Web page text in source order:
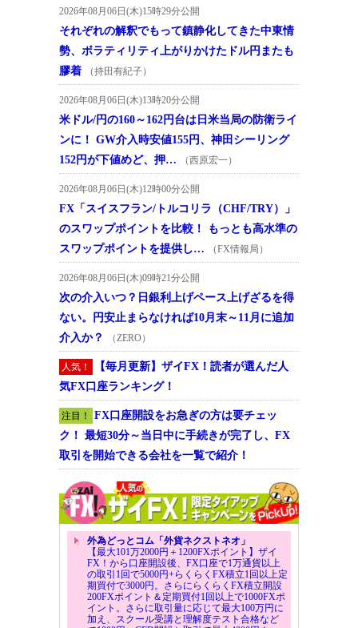
2026年08月06日(木)15時29分公開
それぞれの解釈でもって鎮静化してきた中東情
勢、ボラティリティ上がりかけたドル円またも
膠着
（持田有紀子）
2026年08月06日(木)13時20分公開
米ドル/円の160～162円台は日米当局の防衛ライ
ンに！ GW介入時安値155円、神田シーリング
152円が下値めど、押…
（西原宏一）
2026年08月06日(木)12時00分公開
FX「スイスフラン/トルコリラ（CHF/TRY）」
のスワップポイントを比較！ もっとも高水準の
スワップポイントを提供し…
（FX情報局）
2026年08月06日(木)09時21分公開
次の介入いつ？日銀利上げペース上げざるを得
ない。円安止まらなければ10月末～11月に追加
介入か？
（ZERO）
人気！
【毎月更新】ザイFX！読者が選んだ人
気FX口座ランキング！
注目！
FX口座開設をお急ぎの方は要チェッ
ク！ 最短30分～当日中に手続きが完了し、FX
取引を開始できる会社を一覧で紹介！
外為どっとコム「外貨ネクストネオ」
【最大101万2000円＋1200FXポイント】ザイ
FX！から口座開設後、FX口座で1万通貨以上
の取引1回で5000円+らくらくFX積立1回以上定
期買付で3000円。さらにらくらくFX積立開設
200FXポイント＆定期買付1回以上で1000FXポ
イント。さらに取引量に応じて最大100万円に
加え、スクール受講と理解度テスト合格など